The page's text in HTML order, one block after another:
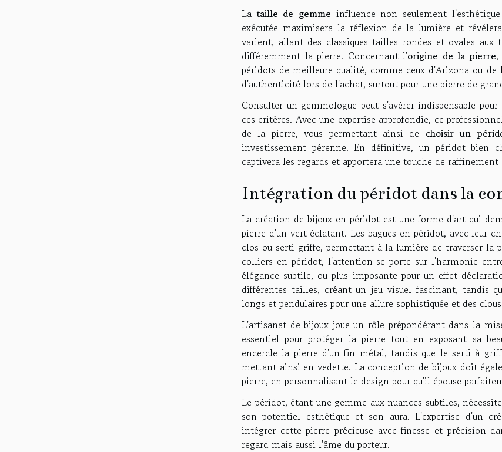
Lataille de gemme influence non seulement
exécutée maximisera la réflexion de la lumière et
varient, allant des classiques tailles rondes et ovales
différemment la pierre. Concernant l'origine de la pierre,
péridots de meilleure qualité, comme ceux d'Arizona ou
d'authenticité lors de l'achat, surtout pour une pierre de
Consulter un gemmologue peut s'avérer indispensable
ces critères. Avec une expertise approfondie, ce
de la pierre, vous permettant ainsi de choisir un
investissement pérenne. En définitive, un péridot bien
captivera les regards et apportera une touche de
Intégration du péridot dans la
La création de bijoux en péridot est une forme d'art qui
pierre d'un vert éclatant. Les bagues en péridot, avec leur
clos ou serti griffe, permettant à la lumière de traverser la
colliers en péridot, l'attention se porte sur l'harmonie
élégance subtile, ou plus imposante pour un effet
différentes tailles, créant un jeu visuel fascinant, tandis
longs et pendulaires pour une allure sophistiquée et des
L'artisanat de bijoux joue un rôle prépondérant dans la
essentiel pour protéger la pierre tout en exposant sa
encercle la pierre d'un fin métal, tandis que le serti à
mettant ainsi en vedette. La conception de bijoux doit
pierre, en personnalisant le design pour qu'il épouse
Le péridot, étant une gemme aux nuances subtiles,
son potentiel esthétique et son aura. L'expertise d'un
intégrer cette pierre précieuse avec finesse et précision
regard mais aussi l'âme du porteur.